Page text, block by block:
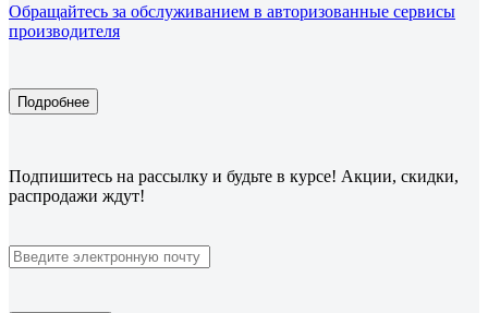
Обращайтесь за обслуживанием в авторизованные сервисы
производителя
Подробнее
Подпишитесь на рассылку и будьте в курсе! Акции, скидки,
распродажи ждут!